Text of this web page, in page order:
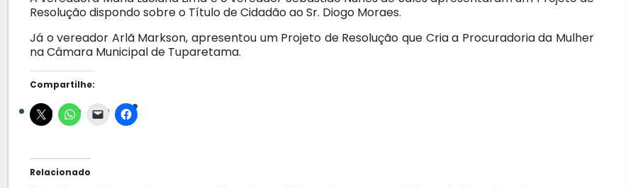
Resolução dispondo sobre o Título de Cidadão ao Sr. Diogo Moraes.
Já o vereador Arlã Markson, apresentou um Projeto de Resolução que Cria a Procuradoria da Mulher
na Câmara Municipal de Tuparetama.
Compartilhe:
Relacionado